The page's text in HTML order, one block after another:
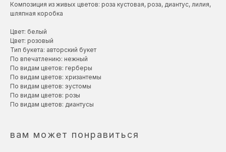
Композиция из живых цветов: роза кустовая, роза, диантус, лилия,
шляпная коробка
Цвет: белый
Цвет: розовый
Тип букета: авторский букет
По впечатлению: нежный
По видам цветов: герберы
По видам цветов: хризантемы
По видам цветов: эустомы
По видам цветов: розы
По видам цветов: диантусы
вам может понравиться